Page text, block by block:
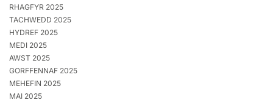
RHAGFYR 2025
TACHWEDD 2025
HYDREF 2025
MEDI 2025
AWST 2025
GORFFENNAF 2025
MEHEFIN 2025
MAI 2025